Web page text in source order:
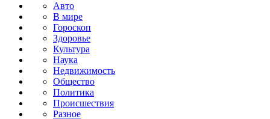
Авто
В мире
Гороскоп
Здоровье
Культура
Наука
Недвижимость
Общество
Политика
Происшествия
Разное